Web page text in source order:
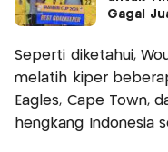
Gagal
Seperti diketahui,
melatih kiper
Eagles, Cape Town,
hengkang Indonesia